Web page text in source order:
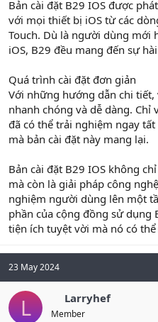
Bản cài đặt B29 IOS được
với mọi thiết bị iOS từ các
Touch. Dù là người dùng mới
iOS, B29 đều mang đến sự
Quá trình cài đặt đơn giản
Với những hướng dẫn chi tiết,
nhanh chóng và dễ dàng. Chỉ
đã có thể trải nghiệm ngay
mà bản cài đặt này mang lại.
Bản cài đặt B29 IOS không
mà còn là giải pháp công
nghiệm người dùng lên một
phần của cộng đồng sử dụng
tiện ích tuyệt vời mà nó có
23 May 2024
L Larryhef
Member